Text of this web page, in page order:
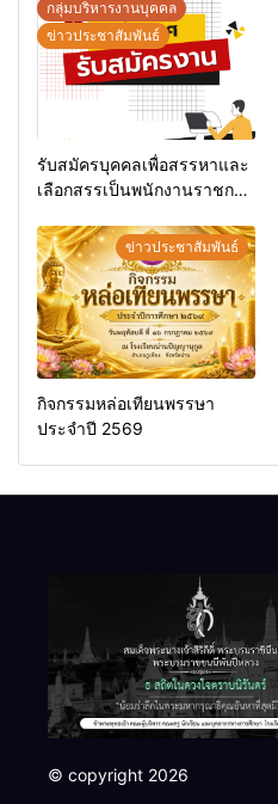
กลุ่มบริหารงานบุคคล
ข่าวประชาสัมพันธ์
รับสมัครบุคคลเพื่อสรรหาและ
เลือกสรรเป็นพนักงานราชการ
ข่าวประชาสัมพันธ์
กิจกรรมหล่อเทียนพรรษา
ประจำปี 2569
© copyright 2026